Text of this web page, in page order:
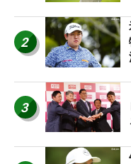
2
3